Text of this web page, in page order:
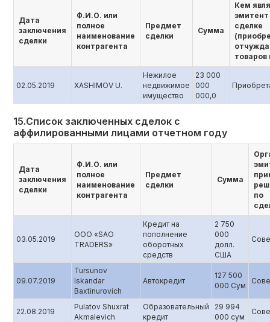
Дата
заключения
сделки
Ф.И.О. или
полное
наименование
контрагента
Предмет
сделки
Сумма
Кем
эмитент
сделке
товаров
02.05.2019 XASHIMOV U.
Нежилое
недвижимое
имущество
23 000
000
000,0
15.Список заключенных сделок с
аффилированными лицами отчетном году
Дата
заключения
сделки
Ф.И.О. или
полное
наименование
контрагента
Предмет
сделки
Сумма
по
03.05.2019
ООО «SAO
TRADERS»
Кредит на
пополнение
оборотных
средств
2 750
000
долл.
США
09.07.2019
Tursunov
Iskandar
Baxtinurovich
Автокредит
127 500
000 Сум
22.08.2019
Pulatov Shuxrat
Akmalevich
Образовательный
кредит
29 994
000 сум